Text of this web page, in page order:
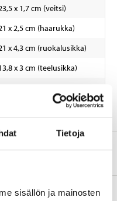
Tietoja
sisällön ja mainosten
x 1,7 cm (veitsi)
x 2,5 cm (haarukka)
x 4,3 cm (ruokalusikka)
x 3 cm (teelusikka)